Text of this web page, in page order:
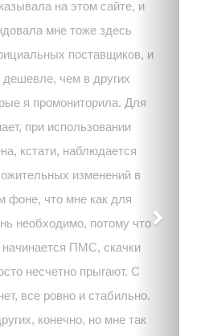
на этом сайте, и
мне тоже здесь
поставщиков, и
дешевле, чем в других
я промониторила. Для
при использовании
кстати, наблюдается
изменений в
фоне, что мне как для
необходимо, потому что
начинается ПМС, скачки
несчетно прыгают. С
все ровно и стабильно.
конечно, но мне так